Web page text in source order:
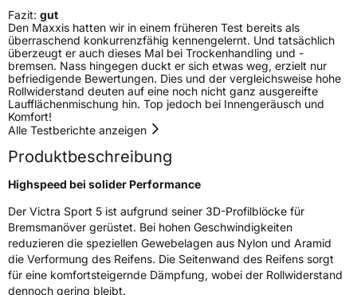
VerstärktXL
FelgenschutzMFS
EU Label
NasshaftungA
Rollgeräusch (Klasse)B
Rollgeräusch (dB)74
FahrzeugklasseC1
Fazit: gut
Den Maxxis hatten wir in einem früheren Test bereits als
überraschend konkurrenzfähig kennengelernt. Und tatsächlich
überzeugt er auch dieses Mal bei Trockenhandling und -
bremsen. Nass hingegen duckt er sich etwas weg, erzielt nur
befriedigende Bewertungen. Dies und der vergleichsweise hohe
Rollwiderstand deuten auf eine noch nicht ganz ausgereifte
Laufflächenmischung hin. Top jedoch bei Innengeräusch und
Komfort!
Alle Testberichte anzeigen
Produktbeschreibung
Highspeed bei solider Performance
Der Victra Sport 5 ist aufgrund seiner 3D-Profilblöcke für
Bremsmanöver gerüstet. Bei hohen Geschwindigkeiten
reduzieren die speziellen Gewebelagen aus Nylon und Aramid
die Verformung des Reifens. Die Seitenwand des Reifens sorgt
für eine komfortsteigernde Dämpfung, wobei der Rollwiderstand
dennoch gering bleibt.